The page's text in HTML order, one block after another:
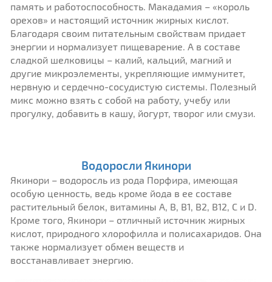
память и работоспособность. Макадамия – «король
орехов» и настоящий источник жирных кислот.
Благодаря своим питательным свойствам придает
энергии и нормализует пищеварение. А в составе
сладкой шелковицы – калий, кальций, магний и
другие микроэлементы, укрепляющие иммунитет,
нервную и сердечно-сосудистую системы. Полезный
микс можно взять с собой на работу, учебу или
прогулку, добавить в кашу, йогурт, творог или смузи.
Водоросли Якинори
Якинори – водоросль из рода Порфира, имеющая
особую ценность, ведь кроме йода в ее составе
растительный белок, витамины A, B, B1, B2, B12, C и D.
Кроме того, Якинори – отличный источник жирных
кислот, природного хлорофилла и полисахаридов. Она
также нормализует обмен веществ и
восстанавливает энергию.